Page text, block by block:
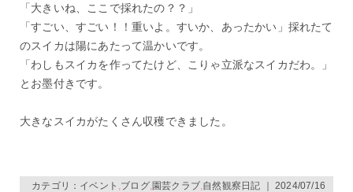
「大きいね、ここで採れたの？？」
「すごい、すごい！！重いよ。すいか、あったかい」採れたて
のスイカは陽にあたって温かいです。
「わしもスイカを作ってたけど、こりゃ立派なスイカだわ。」
とお墨付きです。
大きなスイカがたくさん収穫できました。
カテゴリ： イベント ブログ, 園芸クラブ, 自然観察日記 ｜ 2024/07/16